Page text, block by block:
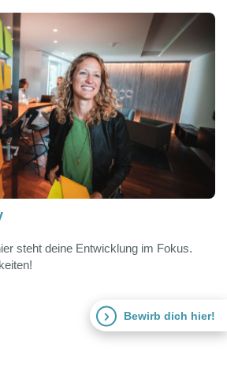
steht deine Entwicklung im Fokus.
Bewirb dich hier!